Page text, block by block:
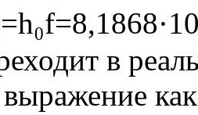
в
выражение